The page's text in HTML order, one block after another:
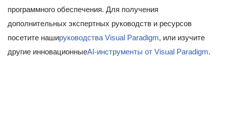
программного обеспечения. Для получения
дополнительных экспертных руководств и ресурсов
посетите нашируководства Visual Paradigm, или изучите
другие инновационныеAI-инструменты от Visual Paradigm.